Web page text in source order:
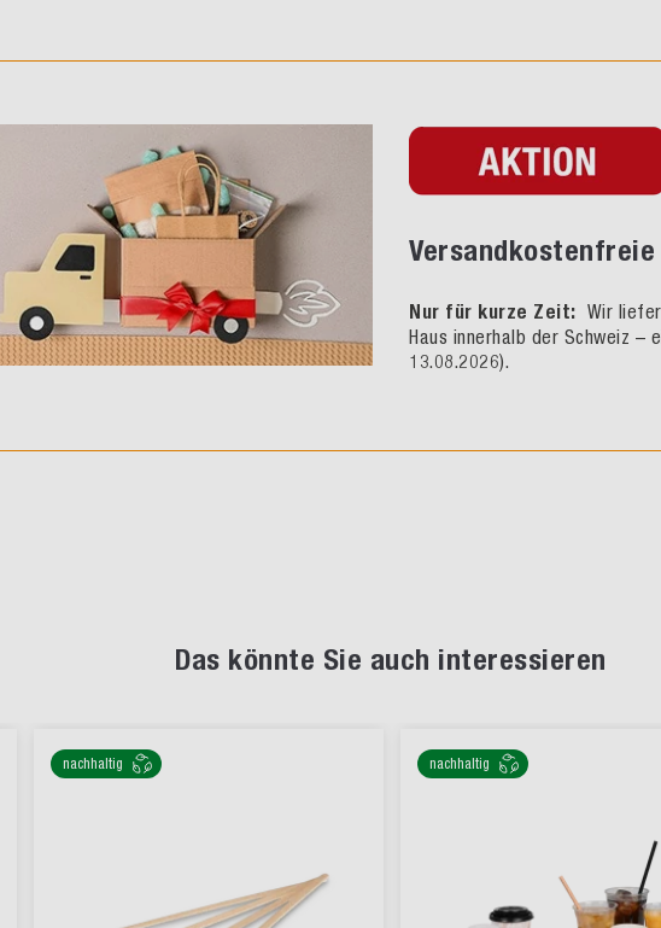
Versandkostenfreie
Nur für kurze Zeit: Wir
Haus innerhalb der Schweiz –
13.08.2026).
Das könnte Sie auch interessieren
nachhaltig nachhaltig